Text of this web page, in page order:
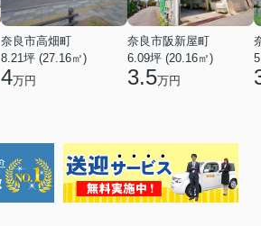
奈良市高畑町
8.21坪 (27.16㎡)
4万円
奈良市阪新屋町
6.09坪 (20.16㎡)
3.5万円